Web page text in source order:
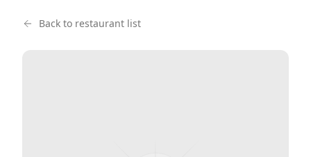
Back to restaurant list